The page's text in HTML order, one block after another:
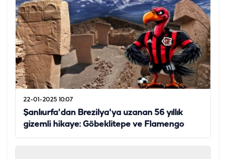
22-01-2025 10:07
Şanlıurfa'dan Brezilya'ya uzanan 56 yıllık
gizemli hikaye: Göbeklitepe ve Flamengo